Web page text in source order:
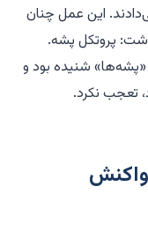
این عمل چنان
پروتکل پشه.
«پشه‌ها» شنیده بود و
تعجب نکرد.